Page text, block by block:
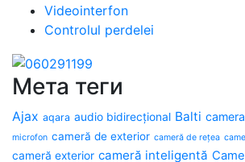
Videointerfon
Сontrolul perdelei
Мета теги
Ajax aqara audio bidirecțional Balti
microfon cameră de exterior cameră de rețea
cameră exterior cameră inteligentă